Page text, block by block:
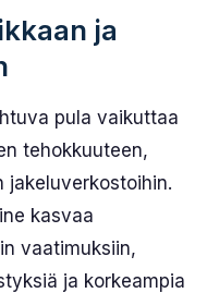
ja
pula vaikuttaa
tehokkuuteen,
jakeluverkostoihin.
kasvaa
vaatimuksiin,
ja korkeampia